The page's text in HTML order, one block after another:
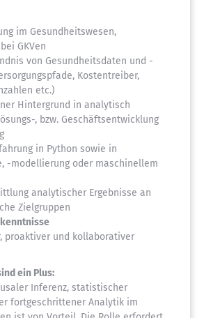
im Gesundheitswesen,
GKVen
von Gesundheitsdaten und -
Kostentreiber,
etc.)
Hintergrund in analytisch
, bzw. Geschäftsentwicklung
in Python sowie in
-modellierung oder maschinellem
analytischer Ergebnisse an
Zielgruppen
proaktiver und kollaborativer
ein Plus:
Inferenz, statistischer
fortgeschrittener Analytik im